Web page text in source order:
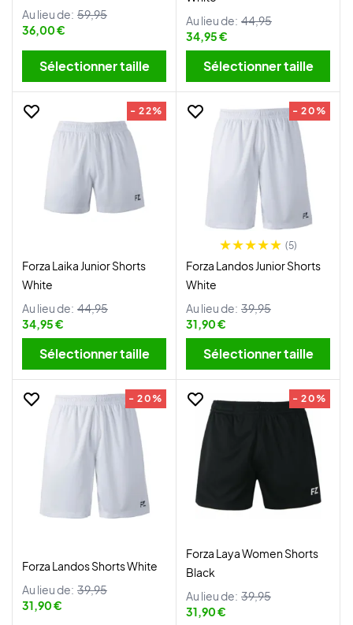
Au lieu de: 59,95
36,00 €
Sélectionner taille
Au lieu de: 44,95
34,95 €
Sélectionner taille
- 22%
Forza Laika Junior Shorts
White
Au lieu de: 44,95
34,95 €
Sélectionner taille
- 20%
(5)
Forza Landos Junior Shorts
White
Au lieu de: 39,95
31,90 €
Sélectionner taille
- 20%
Forza Landos Shorts White
Au lieu de: 39,95
31,90 €
- 20%
Forza Laya Women Shorts
Black
Au lieu de: 39,95
31,90 €